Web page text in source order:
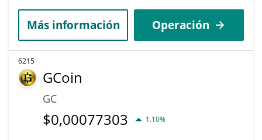
Más información Operación
6215
GCoin
GC
$0,00077303 1.10%